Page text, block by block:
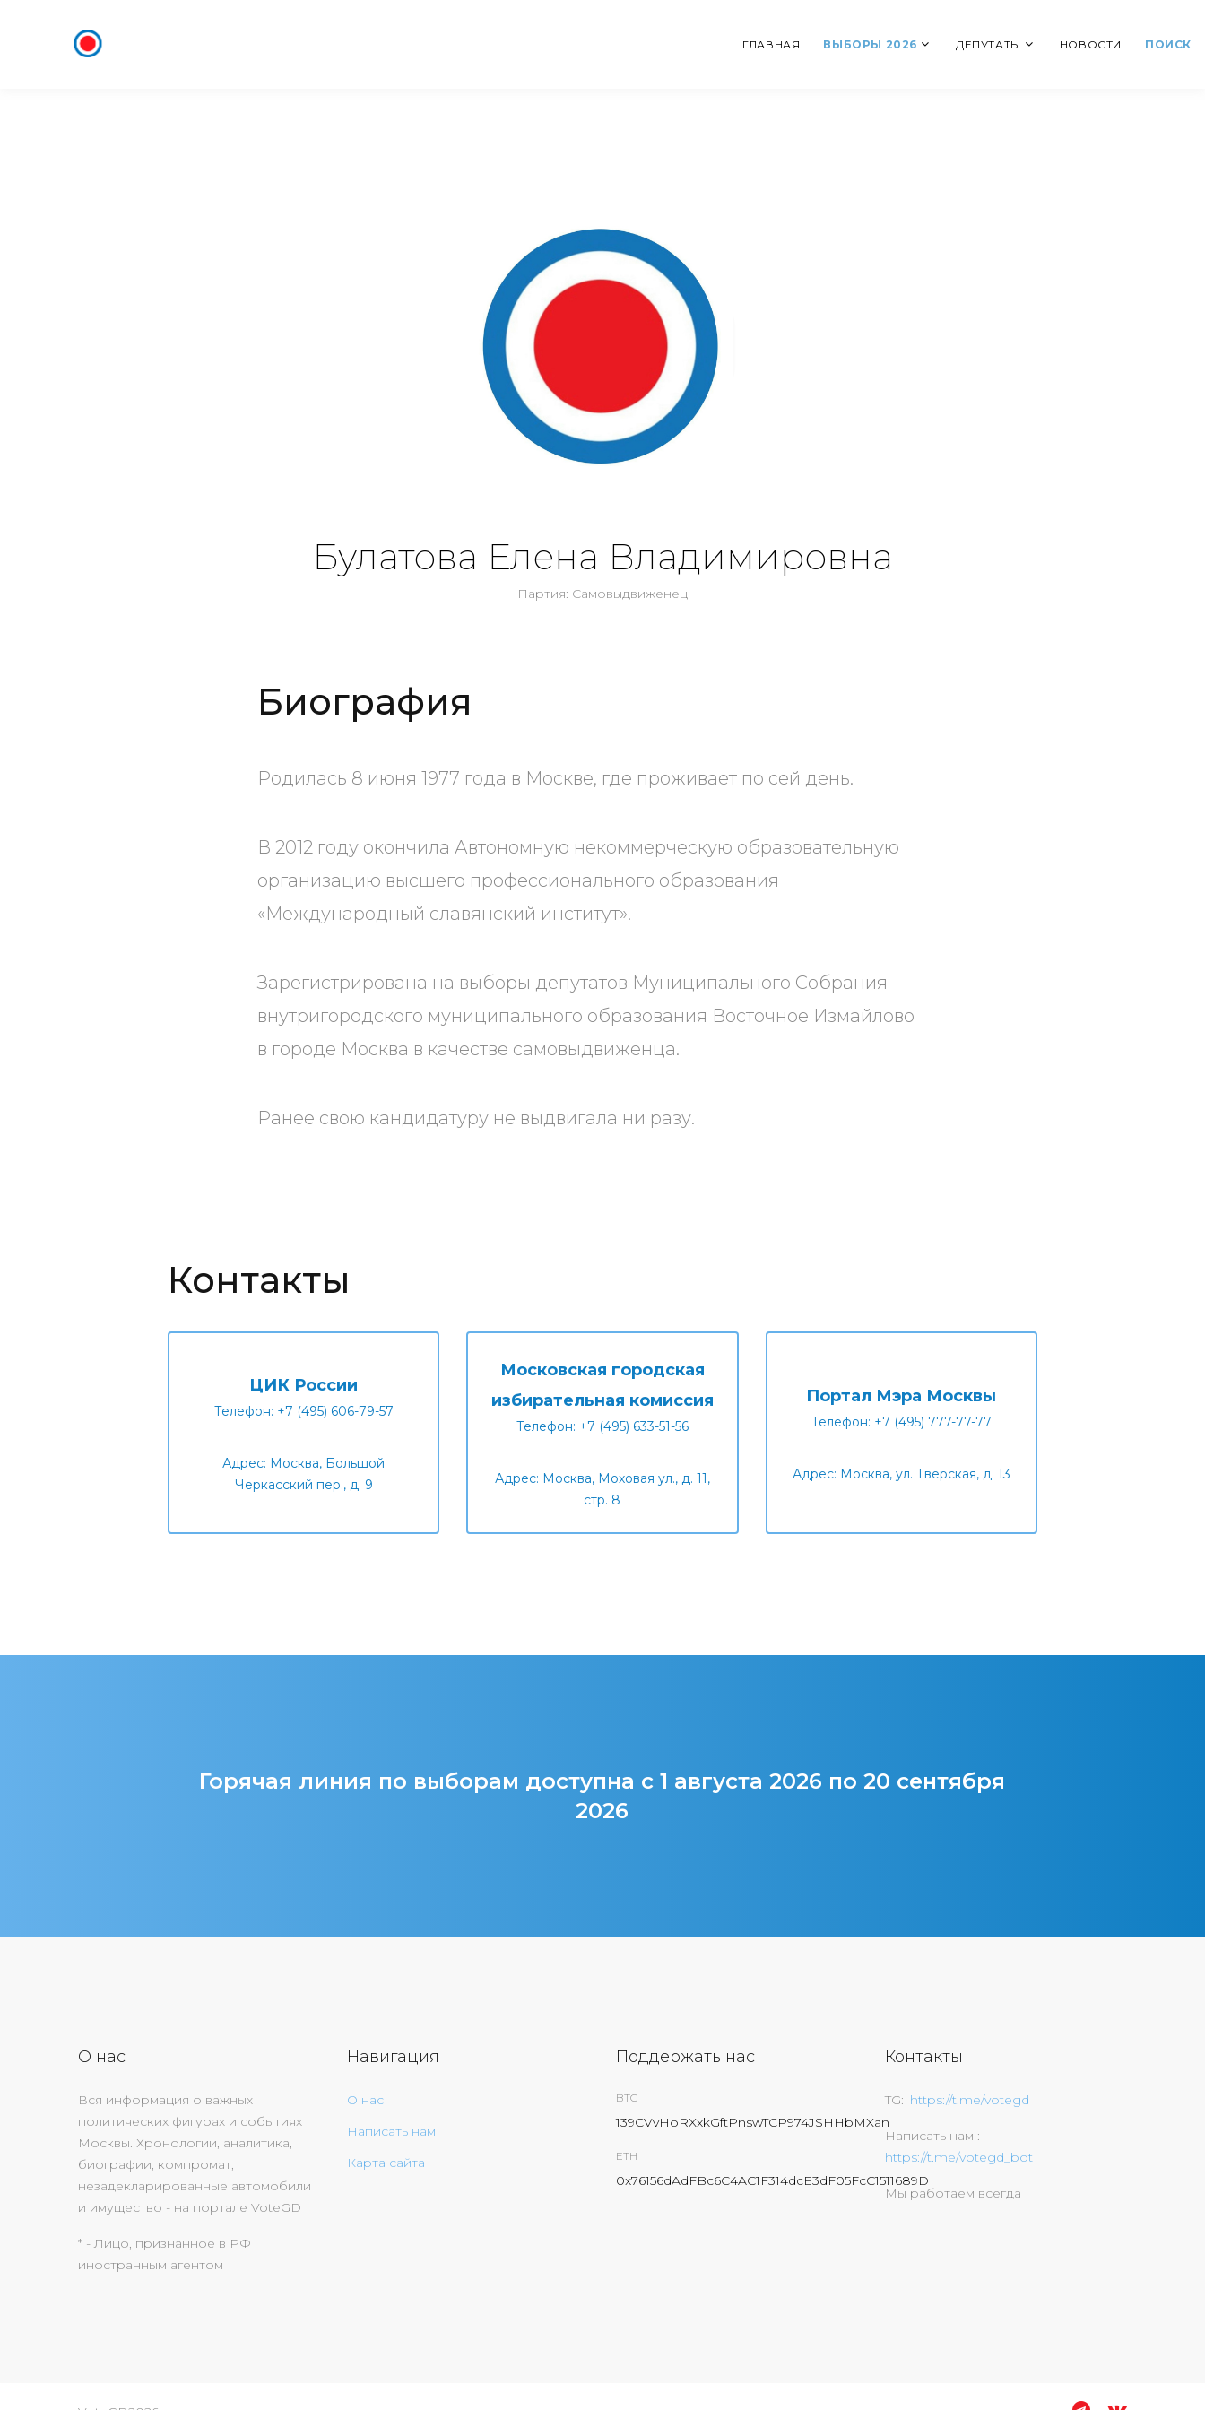
ГЛАВНАЯ ВЫБОРЫ 2026 ДЕПУТАТЫ НОВОСТИ ПОИСК
Булатова Елена Владимировна
Партия: Самовыдвиженец
Биография
Родилась 8 июня 1977 года в Москве, где проживает по сей день.
В 2012 году окончила Автономную некоммерческую образовательную
организацию высшего профессионального образования
«Международный славянский институт».
Зарегистрирована на выборы депутатов Муниципального Собрания
внутригородского муниципального образования Восточное Измайлово
в городе Москва в качестве самовыдвиженца.
Ранее свою кандидатуру не выдвигала ни разу.
Контакты
ЦИК России
Телефон: +7 (495) 606-79-57
Адрес: Москва, Большой
Черкасский пер., д. 9
Московская городская
избирательная комиссия
Телефон: +7 (495) 633-51-56
Адрес: Москва, Моховая ул., д. 11,
стр. 8
Портал Мэра Москвы
Телефон: +7 (495) 777-77-77
Адрес: Москва, ул. Тверская, д. 13
Горячая линия по выборам доступна с 1 августа 2026 по 20 сентября
2026
О нас
Вся информация о важных
политических фигурах и событиях
Москвы. Хронологии, аналитика,
биографии, компромат,
незадекларированные автомобили
и имущество - на портале VoteGD
* - Лицо, признанное в РФ
иностранным агентом
Навигация
О нас
Написать нам
Карта сайта
Поддержать нас
BTC
139CVvHoRXxkGftPnswTCP974JSHHbMXan
ETH
0x76156dAdFBc6C4AC1F314dcE3dF05FcC1511689D
Контакты
TG https://t.me/votegd
Написать нам
https://t.me/votegd_bot
Мы работаем всегда